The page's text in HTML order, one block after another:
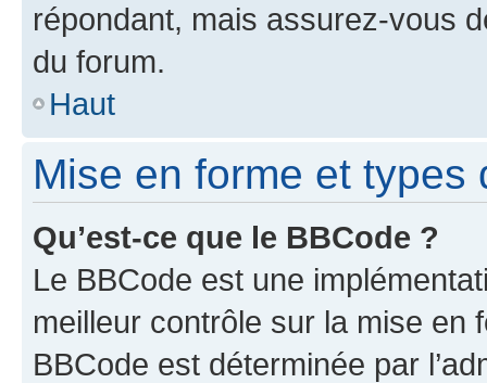
répondant, mais assurez-vous
du forum.
Haut
Mise en forme et types
Qu’est-ce que le BBCode ?
Le BBCode est une
meilleur contrôle sur la mise en
BBCode est déterminée par